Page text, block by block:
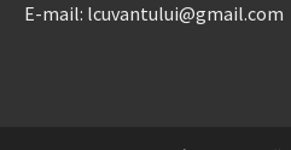
E-mail: lcuvantului@gmail.com